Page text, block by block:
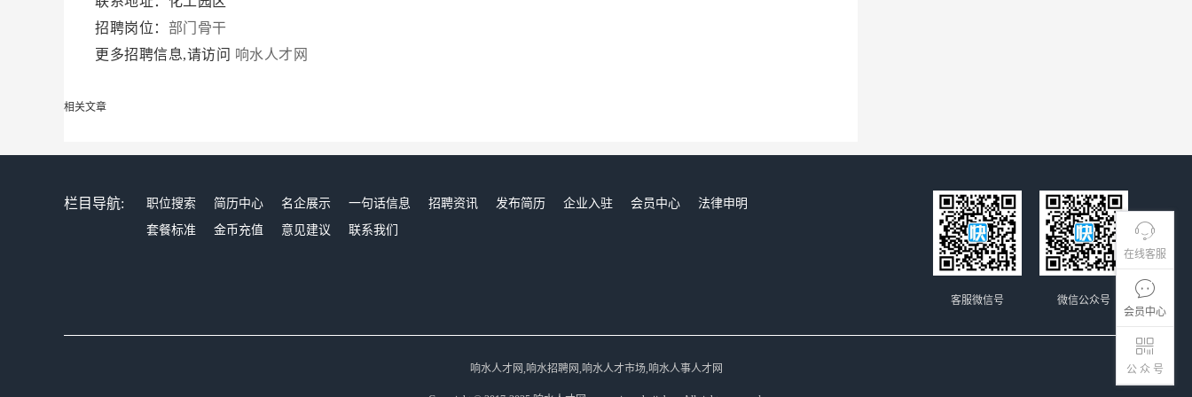
在线客服
会员中心
公 众 号
招聘岗位： 部门骨干
更多招聘信息,请访问 响水人才网
相关文章
栏目导航: 职位搜索 简历中心 名企展示 一句话信息 招聘资讯 发布简历 企业入驻 会员中心
法律申明
套餐标准
金币充值 意见建议 联系我们
微信公众号
客服微信号
响水人才网,响水招聘网,响水人才市场,响水人事人才网